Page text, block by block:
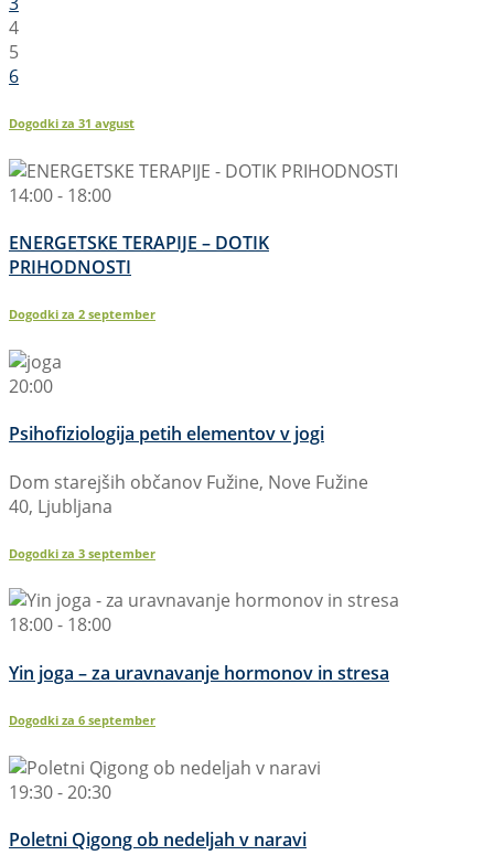
4
5
6
Dogodki za 31 avgust
14:00 - 18:00
ENERGETSKE TERAPIJE – DOTIK
PRIHODNOSTI
Dogodki za 2 september
20:00
Psihofiziologija petih elementov v jogi
Dom starejših občanov Fužine, Nove Fužine
40, Ljubljana
Dogodki za 3 september
18:00 - 18:00
Yin joga – za uravnavanje hormonov in stresa
Dogodki za 6 september
19:30 - 20:30
Poletni Qigong ob nedeljah v naravi